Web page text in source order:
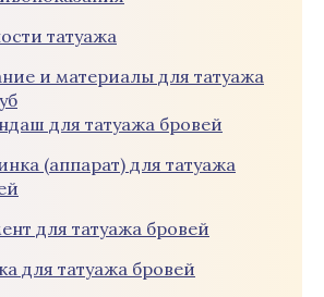
татуажа
и материалы для татуажа
для татуажа бровей
(аппарат) для татуажа
для татуажа бровей
для татуажа бровей